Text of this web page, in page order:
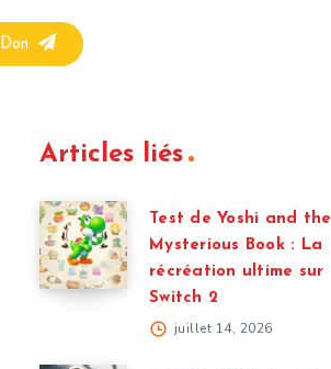
Don
Articles liés
Test de Yoshi and the
Mysterious Book : La
récréation ultime sur
Switch 2
juillet 14, 2026